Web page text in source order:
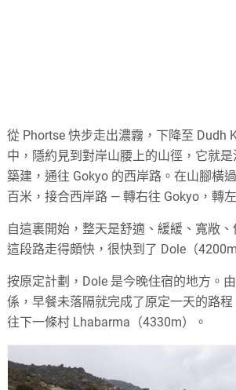
從 Phortse 快步走出濃霧，下降至 Dudh
中，隱約見到對岸山腰上的山徑，它就
築建，通往 Gokyo 的西岸路。在山腳橫
百米，接合西岸路 — 轉右往 Gokyo，轉
自這裏開始，整天是舒適、緩緩、寬敞、
這段路走得頗快，很快到了 Dole（
按原定計劃，Dole 是今晚住宿的地方。
係，早餐未落隔就完成了原定一天的路
往下一條村 Lhabarma（4330m）。